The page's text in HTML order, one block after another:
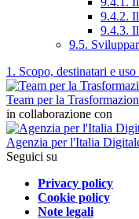
9.4.2.
9.4.3.
9.5.
1. Scopo, destinatari e
Team per la
in collaborazione con
Agenzia per l'Italia
Seguici su
Privacy policy
Cookie policy
Note legali